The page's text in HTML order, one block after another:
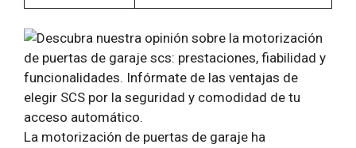
La motorización de puertas de garaje ha